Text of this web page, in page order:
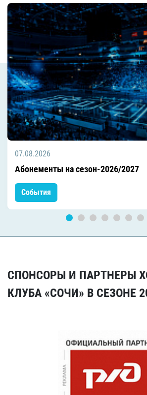
07.08.2026
Абонементы на сезон-2026/2027
События
СПОНСОРЫ И ПАРТНЕРЫ
КЛУБА «СОЧИ» В СЕЗОНЕ